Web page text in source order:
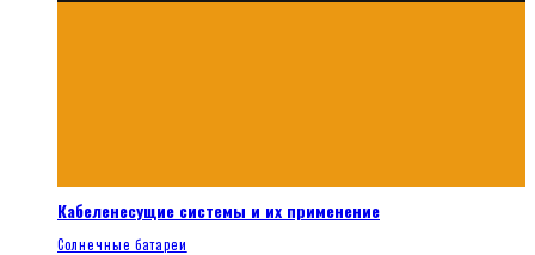
Кабеленесущие системы и их применение
Солнечные батареи